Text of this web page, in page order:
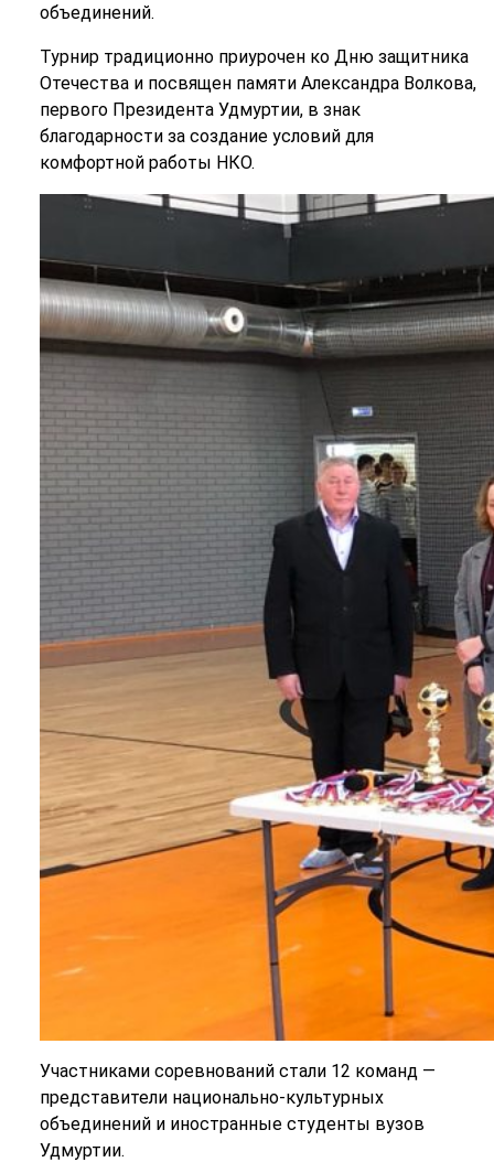
объединений.
Турнир традиционно приурочен ко Дню защитника
Отечества и посвящен памяти Александра Волкова,
первого Президента Удмуртии, в знак
благодарности за создание условий для
комфортной работы НКО.
Участниками соревнований стали 12 команд —
представители национально-культурных
объединений и иностранные студенты вузов
Удмуртии.